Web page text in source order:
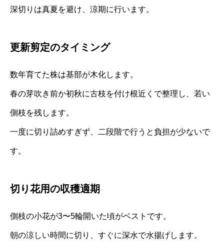
深切りは真夏を避け、涼期に行います。
更新剪定のタイミング
数年育てた株は基部が木化します。
春の芽吹き前か初秋に古枝を付け根近くで整理し、若い
側枝を残します。
一度に切り詰めすぎず、二段階で行うと負担が少ないで
す。
切り花用の収穫適期
側枝の小花が3〜5輪開いた頃がベストです。
朝の涼しい時間に切り、すぐに深水で水揚げします。